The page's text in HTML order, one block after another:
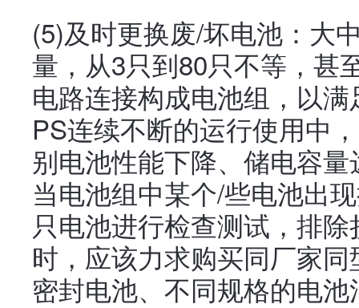
(5)及时更换废/坏电池：大
量，从3只到80只不等，甚
电路连接构成电池组，以
PS连续不断的运行使用中
别电池性能下降、储电容
当电池组中某个/些电池出
只电池进行检查测试，排
时，应该力求购买同厂家
密封电池、不同规格的电